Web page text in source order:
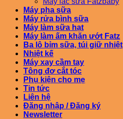
Máy pha sữa
Máy rửa bình sữa
Máy làm sữa hạt
Máy làm ấm khăn ướt Fatz
Ba lô bỉm sữa, túi giữ nhiệt
Nhiệt kế
Máy xay cầm tay
Tông đơ cắt tóc
Phụ kiện cho mẹ
Tin tức
Liên hệ
Đăng nhập / Đăng ký
Newsletter